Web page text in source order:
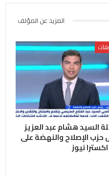
المزيد عن المؤلف
السيد هشام عبد العزيز
حزب الإصلاح والنهضة على
نيوز